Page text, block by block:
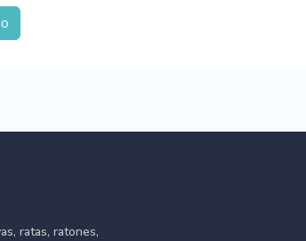
ratas, ratones,